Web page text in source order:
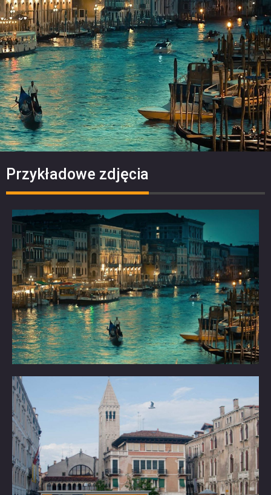
Przykładowe zdjęcia